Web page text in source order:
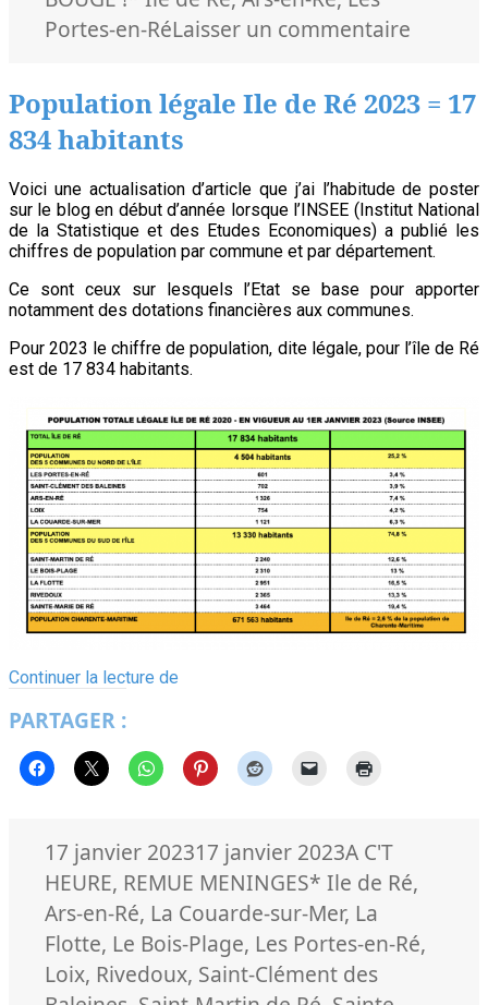
clés
Portes-en-RéLaisser un commentaire
grand
:
Roger
Population légale Ile de Ré 2023 = 17
834 habitants
Voici une actualisation d’article que j’ai l’habitude de poster
sur le blog en début d’année lorsque l’INSEE (Institut National
de la Statistique et des Etudes Economiques) a publié les
chiffres de population par commune et par département.
Ce sont ceux sur lesquels l’Etat se base pour apporter
notamment des dotations financières aux communes.
Pour 2023 le chiffre de population, dite légale, pour l’île de Ré
est de 17 834 habitants.
Continuer la lecture de
Ré
2023
834
habitants
PARTAGER :
Publié
le
17 janvier 202317 janvier 2023Catégories
A C'T
HEURE, REMUE MENINGESMots-
clés
* Ile de Ré,
Ars-en-Ré, La Couarde-sur-Mer, La
Flotte, Le Bois-Plage, Les Portes-en-Ré,
Loix, Rivedoux, Saint-Clément des